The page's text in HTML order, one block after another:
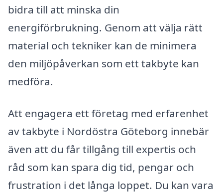
bidra till att minska din
energiförbrukning. Genom att välja rätt
material och tekniker kan de minimera
den miljöpåverkan som ett takbyte kan
medföra.
Att engagera ett företag med erfarenhet
av takbyte i Nordöstra Göteborg innebär
även att du får tillgång till expertis och
råd som kan spara dig tid, pengar och
frustration i det långa loppet. Du kan vara